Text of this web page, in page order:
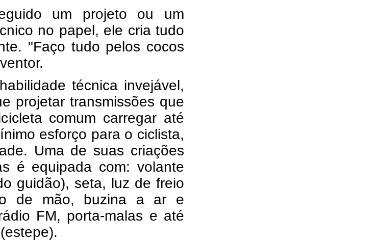
um projeto ou um
no papel, ele cria tudo
"Faço tudo pelos cocos
técnica invejável,
projetar transmissões que
comum carregar até
esforço para o ciclista,
Uma de suas criações
é equipada com: volante
guidão), seta, luz de freio
de mão, buzina a ar e
FM, porta-malas e até